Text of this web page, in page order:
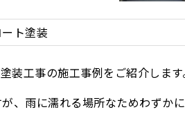
ト塗装
装工事の施工事例をご紹介します
、雨に濡れる場所なためわずか